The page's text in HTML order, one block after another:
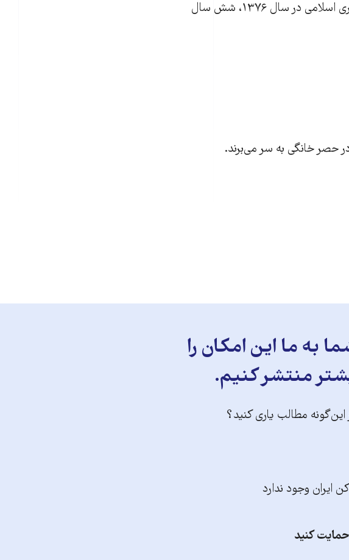
آيت‌الله منتظری پس از انتقاد از آيت‌الله علی خامنه‌ای، رهبر جمهوری اسلامی در سال ۱۳۷۶، شش سال
به ما این امکان را
منتشر کنیم.
مطالب یاری کنید؟
وجود ندارد
کنید